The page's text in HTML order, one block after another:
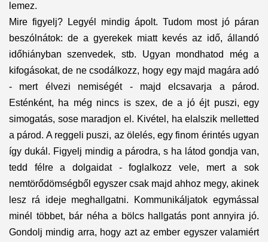
lemez.
Mire figyelj? Legyél mindig ápolt. Tudom most jó páran
beszólnátok: de a gyerekek miatt kevés az idő, állandó
időhiányban szenvedek, stb. Ugyan mondhatod még a
kifogásokat, de ne csodálkozz, hogy egy majd magára adó
- mert élvezi nemiségét - majd elcsavarja a párod.
Esténként, ha még nincs is szex, de a jó éjt puszi, egy
simogatás, sose maradjon el. Kivétel, ha elalszik melletted
a párod. A reggeli puszi, az ölelés, egy finom érintés ugyan
így dukál. Figyelj mindig a párodra, s ha látod gondja van,
tedd félre a dolgaidat - foglalkozz vele, mert a sok
nemtörődömségből egyszer csak majd ahhoz megy, akinek
lesz rá ideje meghallgatni. Kommunikáljatok egymással
minél többet, bár néha a bölcs hallgatás pont annyira jó.
Gondolj mindig arra, hogy azt az ember egyszer valamiért